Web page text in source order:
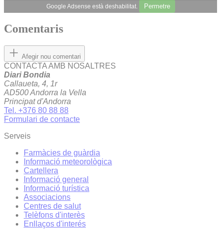
Google Adsense està deshabilitat. Permetre
Comentaris
Afegir nou comentari
CONTACTA AMB NOSALTRES
Diari Bondia
Callaueta, 4, 1r
AD500 Andorra la Vella
Principat d'Andorra
Tel. +376 80 88 88
Formulari de contacte
Serveis
Farmàcies de guàrdia
Informació meteorològica
Cartellera
Informació general
Informació turística
Associacions
Centres de salut
Telèfons d'interès
Enllaços d'interés